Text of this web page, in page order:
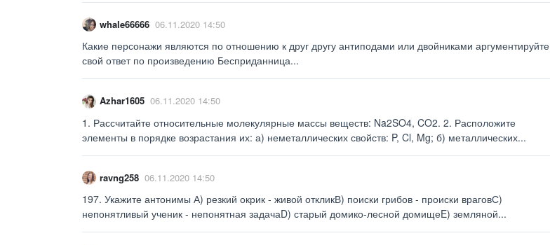
whale66666 06.11.2020 14:50
Какие персонажи являются по отношению к друг другу антиподами или двойниками аргументируйте
свой ответ по произведению Бесприданница​...
Azhar1605 06.11.2020 14:50
1. Рассчитайте относительные молекулярные массы веществ: Na2SO4, CO2. 2. Расположите
элементы в порядке возрастания их: а) неметаллических свойств: P, Cl, Mg; б) металлических...
ravng258 06.11.2020 14:50
197. Укажите антонимы А) резкий окрик - живой откликВ) поиски грибов - происки враговС)
непонятливый ученик - непонятная задачаD) старый домико-лесной домищеE) земляной...